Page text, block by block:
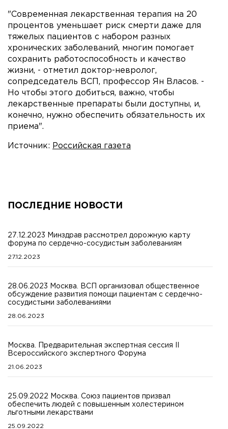
"Современная лекарственная терапия на 20
процентов уменьшает риск смерти даже для
тяжелых пациентов с набором разных
хронических заболеваний, многим помогает
сохранить работоспособность и качество
жизни, - отметил доктор-невролог,
сопредседатель ВСП, профессор Ян Власов. -
Но чтобы этого добиться, важно, чтобы
лекарственные препараты были доступны, и,
конечно, нужно обеспечить обязательность их
приема".
Источник: Российская газета
ПОСЛЕДНИЕ НОВОСТИ
27.12.2023 Минздрав рассмотрел дорожную карту
форума по сердечно-сосудистым заболеваниям
27.12.2023
28.06.2023 Москва. ВСП организовал общественное
обсуждение развития помощи пациентам с сердечно-
сосудистыми заболеваниями
28.06.2023
Москва. Предварительная экспертная сессия II
Всероссийского экспертного Форума
21.06.2023
25.09.2022 Москва. Союз пациентов призвал
обеспечить людей с повышенным холестерином
льготными лекарствами
25.09.2022